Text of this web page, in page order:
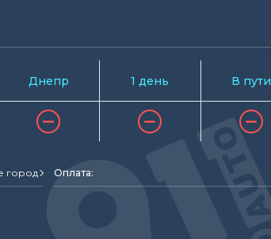
Днепр 1 день В пути
город Оплата: